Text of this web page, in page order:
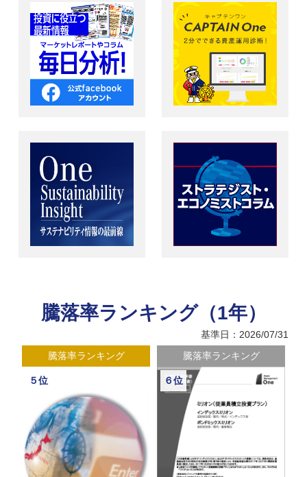
騰落率ランキング（1年）
基準日：2026/07/31
騰落率ランキング
７位
騰落率ランキング
８位